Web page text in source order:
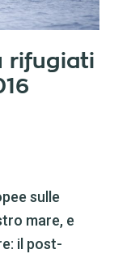
rifugiati
sulle
mare, e
il post-